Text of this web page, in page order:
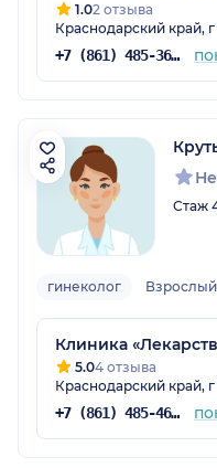
1.02 отзыва
Краснодарский край,
+7 (861) 485-36-39
Стаж
гинеколог Взрослый
Клиника
5.04 отзыва
Краснодарский край,
+7 (861) 485-46-33